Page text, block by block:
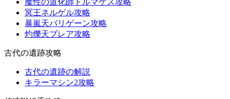
魔性の道化師ドルマゲス攻略
冥王ネルゲル攻略
暴嵐天バリゲーン攻略
灼爍天ブレア攻略
古代の遺跡攻略
古代の遺跡の解説
キラーマシン2攻略